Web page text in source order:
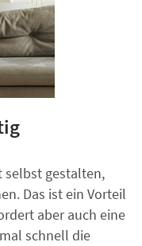
selbst gestalten,
Das ist ein Vorteil
aber auch eine
schnell die